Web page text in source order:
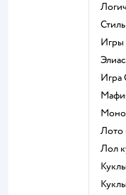
Элиас
Лол
Куклы